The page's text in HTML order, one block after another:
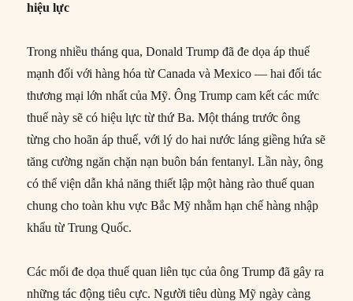
hiệu lực
Trong nhiều tháng qua, Donald Trump đã đe dọa áp thuế
mạnh đối với hàng hóa từ Canada và Mexico — hai đối tác
thương mại lớn nhất của Mỹ. Ông Trump cam kết các mức
thuế này sẽ có hiệu lực từ thứ Ba. Một tháng trước ông
từng cho hoãn áp thuế, với lý do hai nước láng giềng hứa sẽ
tăng cường ngăn chặn nạn buôn bán fentanyl. Lần này, ông
có thể viện dẫn khả năng thiết lập một hàng rào thuế quan
chung cho toàn khu vực Bắc Mỹ nhằm hạn chế hàng nhập
khẩu từ Trung Quốc.
Các mối đe dọa thuế quan liên tục của ông Trump đã gây ra
những tác động tiêu cực. Người tiêu dùng Mỹ ngày càng